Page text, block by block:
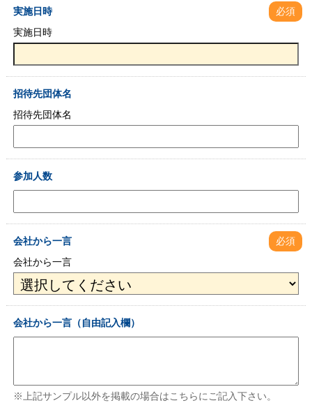
実施日時
必須
実施日時
招待先団体名
招待先団体名
参加人数
会社から一言
必須
会社から一言
会社から一言（自由記入欄）
※上記サンプル以外を掲載の場合はこちらにご記入下さい。